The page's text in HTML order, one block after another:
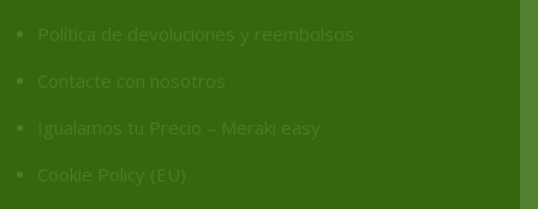
Política de devoluciones y reembolsos
Contacte con nosotros
Igualamos tu Precio – Meraki easy
Cookie Policy (EU)